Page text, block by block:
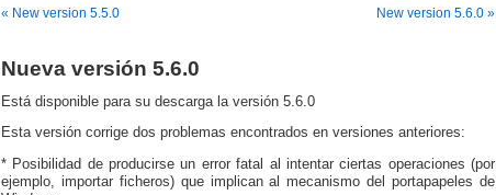
« New version 5.5.0 New version 5.6.0 »
Nueva versión 5.6.0
Está disponible para su descarga la versión 5.6.0
Esta versión corrige dos problemas encontrados en versiones anteriores:
* Posibilidad de producirse un error fatal al intentar ciertas operaciones (por
ejemplo, importar ficheros) que implican al mecanismo del portapapeles de